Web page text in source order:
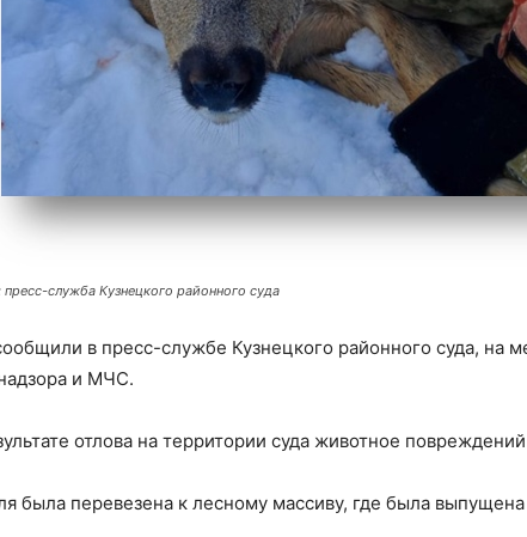
служба Кузнецкого районного суда
в пресс-службе Кузнецкого районного суда, на
и МЧС.
отлова на территории суда животное
была перевезена к лесному массиву, где была